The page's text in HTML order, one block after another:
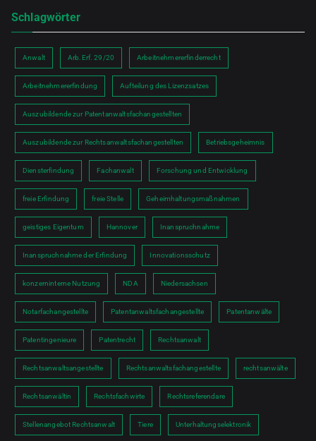
Schlagwörter
Anwalt Arb.Erf. 29/20 Arbeitnehmererfinderrecht
Arbeitnehmererfindung Aufteilung des Lizenzsatzes
Auszubildende zur Patentanwaltsfachangestellten
Auszubildende zur Rechtsanwaltsfachangestellten Betriebsgeheimnis
Diensterfindung Fachanwalt Forschung und Entwicklung
freie Erfindung freie Stelle Geheimhaltungsmaßnahmen
geistiges Eigentum Hannover Inanspruchnahme
Inanspruchnahme der Erfindung Innovationsschutz
konzerninterne Nutzung NDA Niedersachsen
Notarfachangestellte Patentanwaltsfachangestellte Patentanwälte
Patentingenieure Patentrecht Rechtsanwalt
Rechtsanwaltsangestellte Rechtsanwaltsfachangestellte rechtsanwälte
Rechtsanwältin Rechtsfachwirte Rechtsreferendare
Stellenangebot Rechtsanwalt Tiere Unterhaltungselektronik